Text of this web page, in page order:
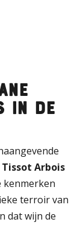
in de
Tissot Arbois
kenmerken
terroir van
dat wijn de